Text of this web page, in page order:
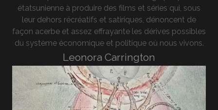
étatsunienne à produire des films et séries qui, sous
leur dehors récréatifs et satiriques, dénoncent de
façon acerbe et assez effrayante les dérives possibles
du système économique et politique où nous vivons.
Leonora Carrington